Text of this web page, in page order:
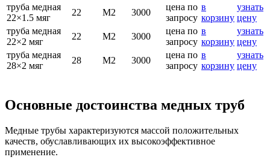
труба медная
22×1.5 мяг
22 М2 3000
цена по
запросу
в
корзину
узнать
цену
труба медная
22×2 мяг
22 М2 3000
цена по
запросу
в
корзину
узнать
цену
труба медная
28×2 мяг
28 М2 3000
цена по
запросу
в
корзину
узнать
цену
Основные достоинства медных труб
Медные трубы характеризуются массой положительных
качеств, обуславливающих их высокоэффективное
применение.